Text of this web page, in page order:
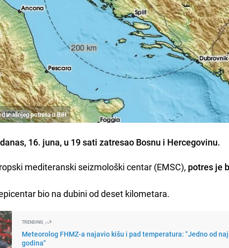
potresa u BiH
16. juna, u 19 sati zatresao Bosnu i Hercegovinu.
mediteranski seizmološki centar (EMSC), potres je
bio na dubini od deset kilometara.
TRENDING
Meteorolog FHMZ-a najavio kišu i pad temperatura: "Jedno od
godina"